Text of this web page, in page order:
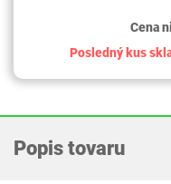
Cena
Posledný kus
Popis tovaru